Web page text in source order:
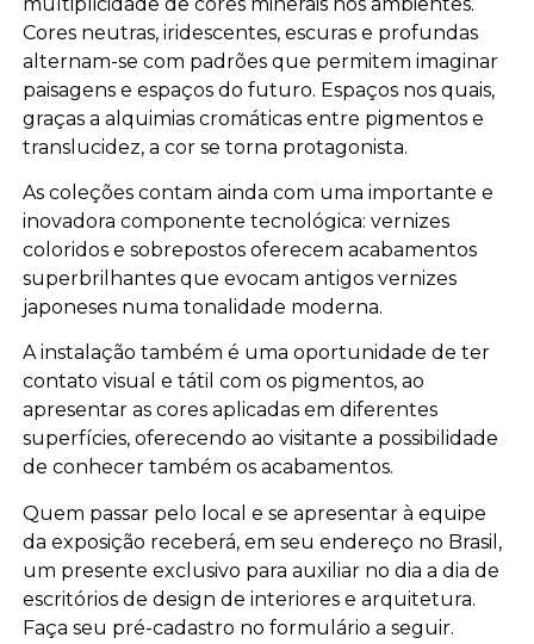
Cores neutras, iridescentes, escuras e profundas
alternam-se com padrões que permitem imaginar
paisagens e espaços do futuro. Espaços nos quais,
graças a alquimias cromáticas entre pigmentos e
translucidez, a cor se torna protagonista.
As coleções contam ainda com uma importante e
inovadora componente tecnológica: vernizes
coloridos e sobrepostos oferecem acabamentos
superbrilhantes que evocam antigos vernizes
japoneses numa tonalidade moderna.
A instalação também é uma oportunidade de ter
contato visual e tátil com os pigmentos, ao
apresentar as cores aplicadas em diferentes
superfícies, oferecendo ao visitante a possibilidade
de conhecer também os acabamentos.
Quem passar pelo local e se apresentar à equipe
da exposição receberá, em seu endereço no Brasil,
um presente exclusivo para auxiliar no dia a dia de
escritórios de design de interiores e arquitetura.
Faça seu pré-cadastro no formulário a seguir.